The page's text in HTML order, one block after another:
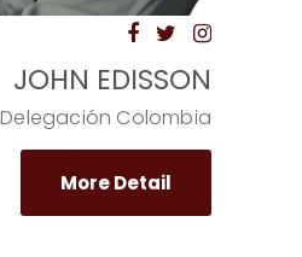
JOHN EDISSON
Delegación Colombia
More Detail